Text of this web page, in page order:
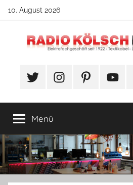
Zum
springen
10. August 2026
Radio
Hamburg
Lampenbau
#TwitterInstagramPinterest
Menü